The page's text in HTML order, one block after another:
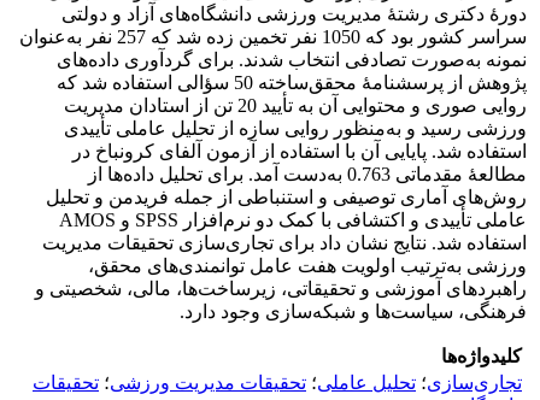
دورۀ دکتری رشتۀ مدیریت ورزشی دانشگاه‌های آزاد و دولتی
سراسر کشور بود که 1050 نفر تخمین زده شد که 257 نفر به‌عنوان
نمونه به‌صورت تصادفی انتخاب شدند. برای گردآوری داده‌های
پژوهش از پرسشنامۀ محقق‌ساخته 50 سؤالی استفاده شد که
روایی صوری و محتوایی آن به تأیید 20 تن از استادان مدیریت
ورزشی رسید و به‌منظور روایی سازه از تحلیل عاملی تأییدی
استفاده شد. پایایی آن با استفاده از آزمون آلفای کرونباخ در
مطالعۀ مقدماتی 0.763 به‌دست آمد. برای تحلیل داده‌ها از
روش‌های آماری توصیفی و استنباطی از جمله فریدمن و تحلیل
عاملی تأییدی و اکتشافی با کمک دو نرم‌افزار SPSS و AMOS
استفاده شد. نتایج نشان داد برای تجاری‌سازی تحقیقات مدیریت
ورزشی به‌ترتیب اولویت هفت عامل توانمندی‌های محقق،
راهبردهای آموزشی و تحقیقاتی، زیرساخت‌ها، مالی، شخصیتی و
فرهنگی، سیاست‌ها و شبکه‌سازی وجود دارد.
کلیدواژه‌ها
تجاری‌سازی؛ تحلیل عاملی؛ تحقیقات مدیریت ورزشی؛ تحقیقات